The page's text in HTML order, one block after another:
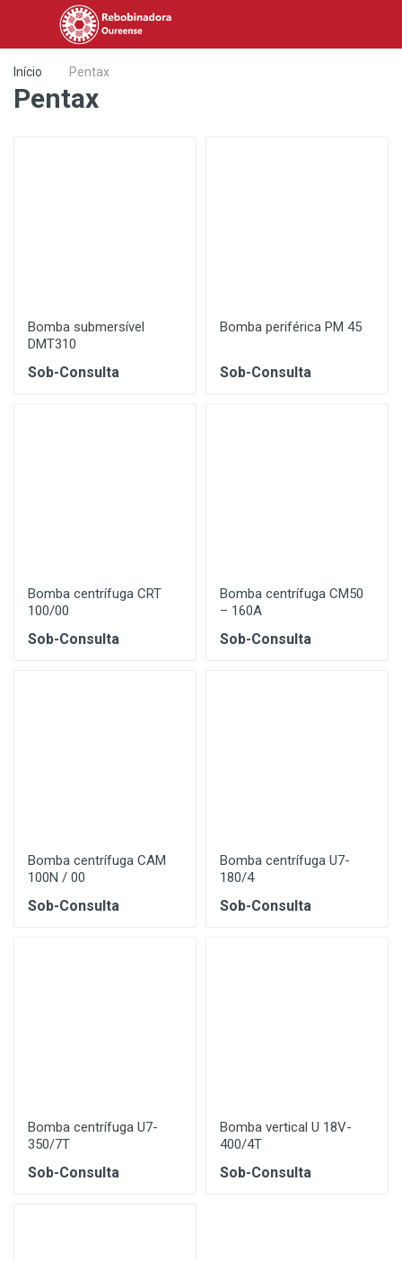
Início Pentax
Pentax
Bomba submersível
DMT310
Sob-Consulta
Bomba periférica PM 45
Sob-Consulta
Bomba centrífuga CRT
100/00
Sob-Consulta
Bomba centrífuga CM50
– 160A
Sob-Consulta
Bomba centrífuga CAM
100N / 00
Sob-Consulta
Bomba centrífuga U7-
180/4
Sob-Consulta
Bomba centrífuga U7-
350/7T
Sob-Consulta
Bomba vertical U 18V-
400/4T
Sob-Consulta